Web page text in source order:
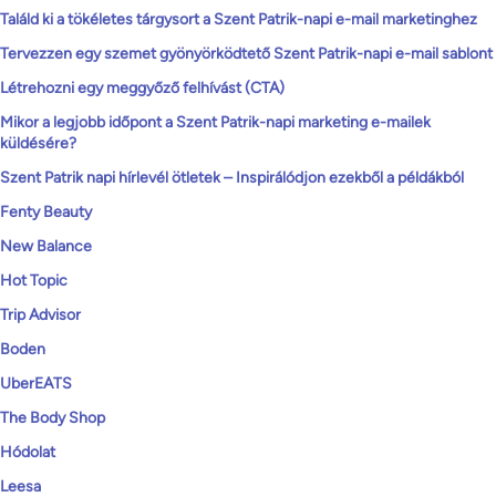
Találd ki a tökéletes tárgysort a Szent Patrik-napi e-mail marketinghez
Tervezzen egy szemet gyönyörködtető Szent Patrik-napi e-mail sablont
Létrehozni egy meggyőző felhívást (CTA)
Mikor a legjobb időpont a Szent Patrik-napi marketing e-mailek
küldésére?
Szent Patrik napi hírlevél ötletek – Inspirálódjon ezekből a példákból
Fenty Beauty
New Balance
Hot Topic
Trip Advisor
Boden
UberEATS
The Body Shop
Hódolat
Leesa